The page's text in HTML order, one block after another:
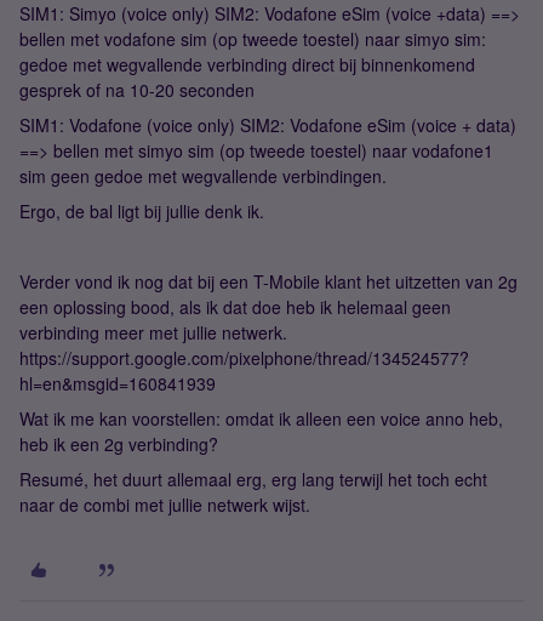
SIM1: Simyo (voice only) SIM2: Vodafone eSim (voice +data) ==>
bellen met vodafone sim (op tweede toestel) naar simyo sim:
gedoe met wegvallende verbinding direct bij binnenkomend
gesprek of na 10-20 seconden
SIM1: Vodafone (voice only) SIM2: Vodafone eSim (voice + data)
==> bellen met simyo sim (op tweede toestel) naar vodafone1
sim geen gedoe met wegvallende verbindingen.
Ergo, de bal ligt bij jullie denk ik.
Verder vond ik nog dat bij een T-Mobile klant het uitzetten van 2g
een oplossing bood, als ik dat doe heb ik helemaal geen
verbinding meer met jullie netwerk.
https://support.google.com/pixelphone/thread/134524577?
hl=en&msgid=160841939
Wat ik me kan voorstellen: omdat ik alleen een voice anno heb,
heb ik een 2g verbinding?
Resumé, het duurt allemaal erg, erg lang terwijl het toch echt
naar de combi met jullie netwerk wijst.